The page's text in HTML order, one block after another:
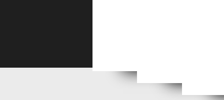
Pierre et Gilles
Flandrin : trois frères